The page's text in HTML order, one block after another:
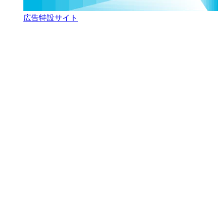
広告特設サイト